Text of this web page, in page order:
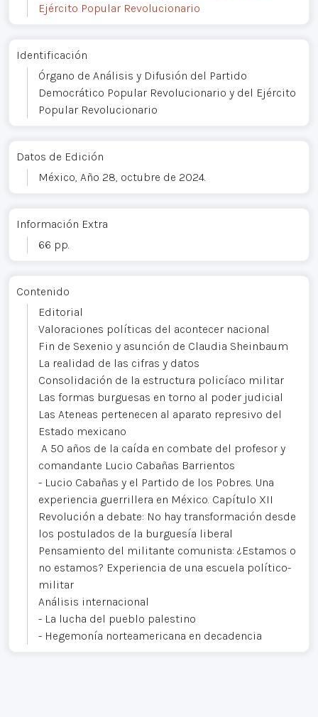
Ejército Popular Revolucionario
Identificación
Órgano de Análisis y Difusión del Partido
Democrático Popular Revolucionario y del Ejército
Popular Revolucionario
Datos de Edición
México, Año 28, octubre de 2024.
Información Extra
66 pp.
Contenido
Editorial
Valoraciones políticas del acontecer nacional
Fin de Sexenio y asunción de Claudia Sheinbaum
La realidad de las cifras y datos
Consolidación de la estructura policíaco militar
Las formas burguesas en torno al poder judicial
Las Ateneas pertenecen al aparato represivo del
Estado mexicano
A 50 años de la caída en combate del profesor y
comandante Lucio Cabañas Barrientos
- Lucio Cabañas y el Partido de los Pobres. Una
experiencia guerrillera en México. Capítulo XII
Revolución a debate: No hay transformación desde
los postulados de la burguesía liberal
Pensamiento del militante comunista: ¿Estamos o
no estamos? Experiencia de una escuela político-
militar
Análisis internacional
- La lucha del pueblo palestino
- Hegemonía norteamericana en decadencia